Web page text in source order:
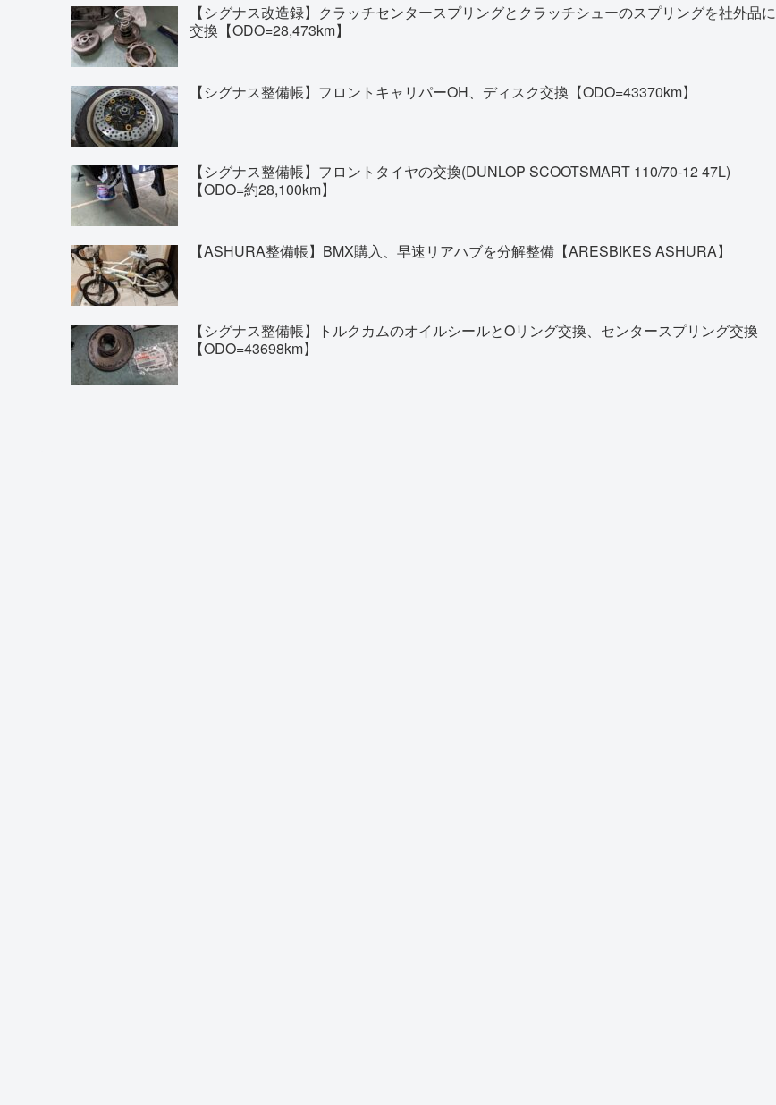
【シグナス改造録】クラッチセンタースプリングとクラッチシューのスプリングを社外品に
交換【ODO=28,473km】
【シグナス整備帳】フロントキャリパーOH、ディスク交換【ODO=43370km】
【シグナス整備帳】フロントタイヤの交換(DUNLOP SCOOTSMART 110/70-12 47L)
【ODO=約28,100km】
【ASHURA整備帳】BMX購入、早速リアハブを分解整備【ARESBIKES ASHURA】
【シグナス整備帳】トルクカムのオイルシールとOリング交換、センタースプリング交換
【ODO=43698km】